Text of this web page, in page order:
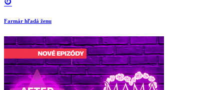
Farmár hľadá ženu